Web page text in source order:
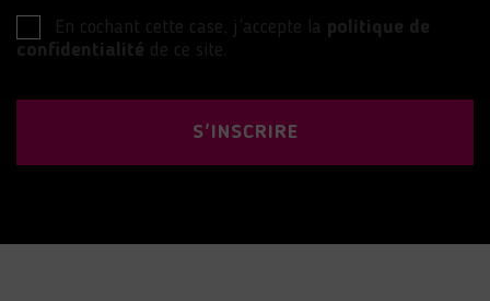
En cochant cette case, j’accepte la politique de
confidentialité de ce site.
S'INSCRIRE